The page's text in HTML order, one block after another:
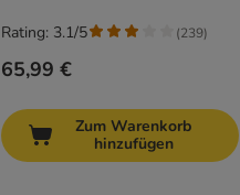
65,99 €
Rating: 3.1/5 (239)
Zum Warenkorb
hinzufügen